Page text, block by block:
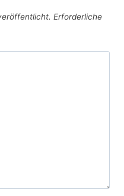
Erforderliche